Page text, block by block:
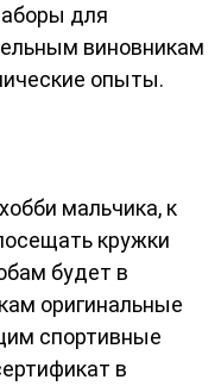
для
виновникам
опыты.
мальчика, к
кружки
будет в
оригинальные
спортивные
в